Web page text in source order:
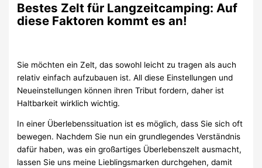
Bestes Zelt für Langzeitcamping: Auf
diese Faktoren kommt es an!
Sie möchten ein Zelt, das sowohl leicht zu tragen als auch
relativ einfach aufzubauen ist. All diese Einstellungen und
Neueinstellungen können ihren Tribut fordern, daher ist
Haltbarkeit wirklich wichtig.
In einer Überlebenssituation ist es möglich, dass Sie sich oft
bewegen. Nachdem Sie nun ein grundlegendes Verständnis
dafür haben, was ein großartiges Überlebenszelt ausmacht,
lassen Sie uns meine Lieblingsmarken durchgehen, damit